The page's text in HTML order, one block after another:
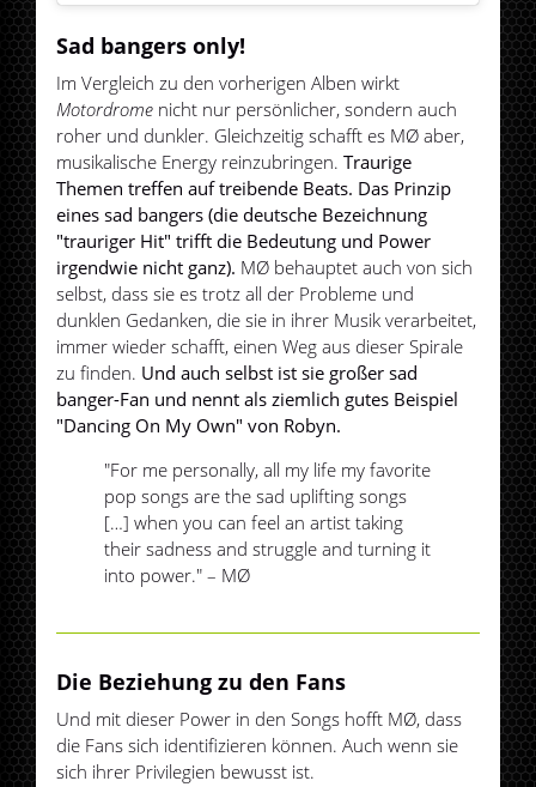
Sad bangers only!
Im Vergleich zu den vorherigen Alben wirkt
Motordrome nicht nur persönlicher, sondern auch
roher und dunkler. Gleichzeitig schafft es MØ aber,
musikalische Energy reinzubringen.Traurige
Themen treffen auf treibende Beats. Das Prinzip
eines sad bangers (die deutsche Bezeichnung
"trauriger Hit" trifft die Bedeutung und Power
irgendwie nicht ganz). MØ behauptet auch von sich
selbst, dass sie es trotz all der Probleme und
dunklen Gedanken, die sie in ihrer Musik verarbeitet,
immer wieder schafft, einen Weg aus dieser Spirale
zu finden. Und auch selbst ist sie großer sad
banger-Fan und nennt als ziemlich gutes Beispiel
"Dancing On My Own" von Robyn.
"For me personally, all my life my favorite
pop songs are the sad uplifting songs
[…] when you can feel an artist taking
their sadness and struggle and turning it
into power." – MØ
Die Beziehung zu den Fans
Und mit dieser Power in den Songs hofft MØ, dass
die Fans sich identifizieren können. Auch wenn sie
sich ihrer Privilegien bewusst ist.